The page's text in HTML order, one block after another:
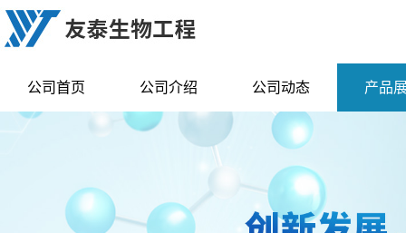
公司首页 公司介绍 公司动态 产品